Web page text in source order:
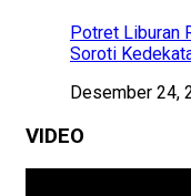
Potret Liburan
Soroti
Desember 24,
VIDEO